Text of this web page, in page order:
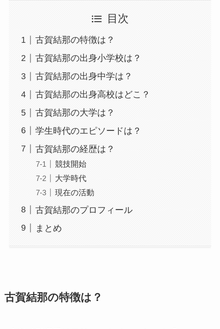
目次
古賀結那の特徴は？
古賀結那の出身小学校は？
古賀結那の出身中学は？
古賀結那の出身高校はどこ？
古賀結那の大学は？
学生時代のエピソードは？
古賀結那の経歴は？
競技開始
大学時代
現在の活動
古賀結那のプロフィール
まとめ
古賀結那の特徴は？